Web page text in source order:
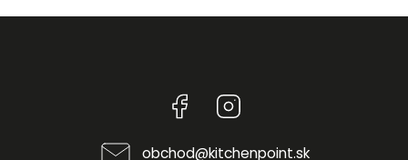
Facebook
obchod@kitchenpoint.sk